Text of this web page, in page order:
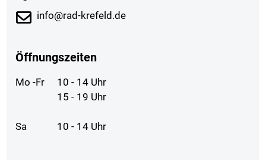
info@rad-krefeld.de
Öffnungszeiten
Mo -Fr
10 - 14 Uhr
15 - 19 Uhr
Sa 10 - 14 Uhr